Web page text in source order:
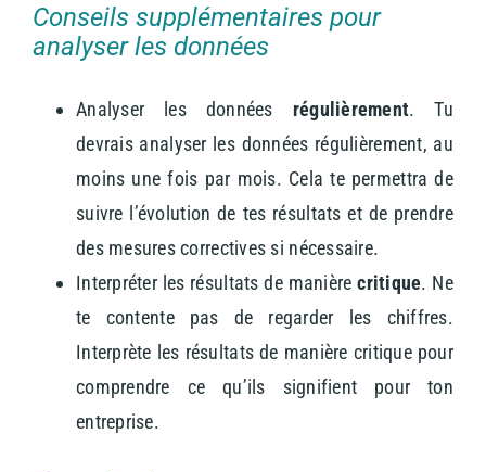
Conseils supplémentaires pour
analyser les données
Analyser les données régulièrement. Tu
devrais analyser les données régulièrement, au
moins une fois par mois. Cela te permettra de
suivre l’évolution de tes résultats et de prendre
des mesures correctives si nécessaire.
Interpréter les résultats de manièrecritique. Ne
te contente pas de regarder les chiffres.
Interprète les résultats de manière critique pour
comprendre ce qu’ils signifient pour ton
entreprise.